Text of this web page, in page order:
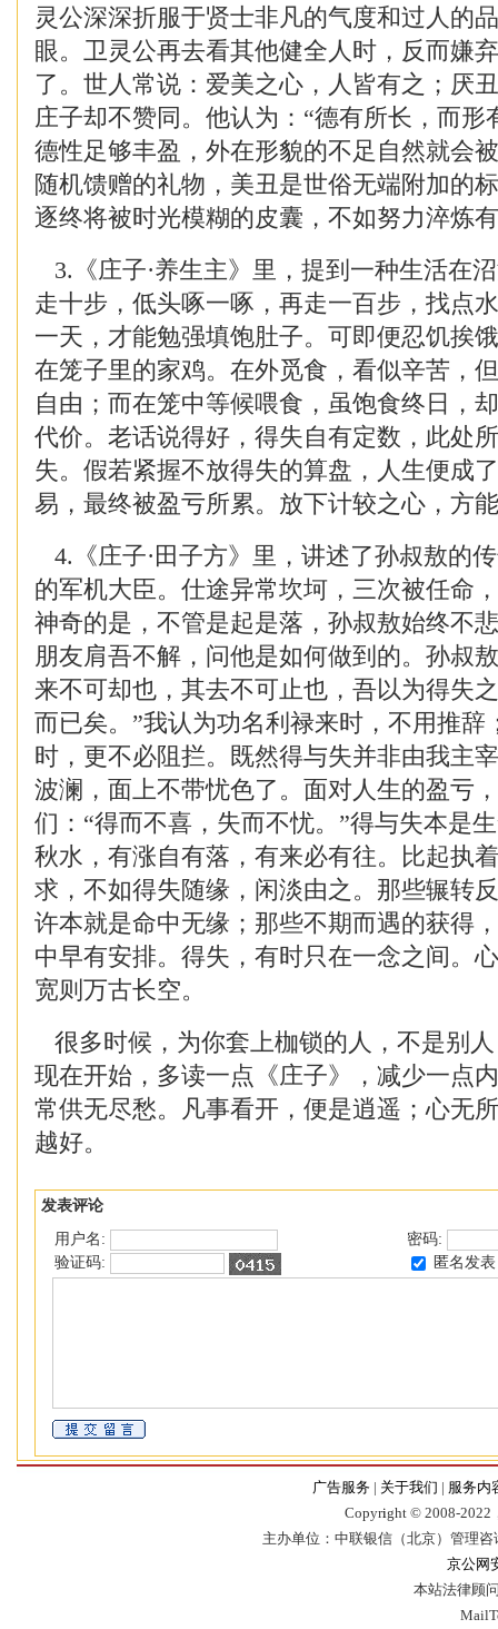
灵公深深折服于贤士非凡的气度和过人的
眼。卫灵公再去看其他健全人时，反而嫌
了。世人常说：爱美之心，人皆有之；厌
庄子却不赞同。他认为：“德有所长，而形
德性足够丰盈，外在形貌的不足自然就会
随机馈赠的礼物，美丑是世俗无端附加的
逐终将被时光模糊的皮囊，不如努力淬炼
3.《庄子·养生主》里，提到一种生活在
走十步，低头啄一啄，再走一百步，找点
一天，才能勉强填饱肚子。可即便忍饥挨
在笼子里的家鸡。在外觅食，看似辛苦，
自由；而在笼中等候喂食，虽饱食终日，
代价。老话说得好，得失自有定数，此处
失。假若紧握不放得失的算盘，人生便成
易，最终被盈亏所累。放下计较之心，方
4.《庄子·田子方》里，讲述了孙叔敖的
的军机大臣。仕途异常坎坷，三次被任命
神奇的是，不管是起是落，孙叔敖始终不
朋友肩吾不解，问他是如何做到的。孙叔
来不可却也，其去不可止也，吾以为得失
而已矣。”我认为功名利禄来时，不用推辞
时，更不必阻拦。既然得与失并非由我主
波澜，面上不带忧色了。面对人生的盈亏
们：“得而不喜，失而不忧。”得与失本是
秋水，有涨自有落，有来必有往。比起执
求，不如得失随缘，闲淡由之。那些辗转
许本就是命中无缘；那些不期而遇的获得
中早有安排。得失，有时只在一念之间。
宽则万古长空。
很多时候，为你套上枷锁的人，不是别
现在开始，多读一点《庄子》，减少一点
常供无尽愁。凡事看开，便是逍遥；心无
越好。
发表评论
用户名:
密码:
验证码:
匿名发表
广告服务 | 关于我们 | 服务内
Copyright © 2008-2022
主办单位：中联银信（北京）管理
京公网
本站法律顾